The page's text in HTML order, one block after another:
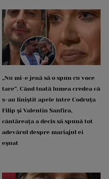
„Nu mi-e jenă să o spun cu voce
tare”. Când toată lumea credea că
s-au liniștit apele între Codruța
Filip și Valentin Sanfira,
cântăreața a decis să spună tot
adevărul despre mariajul ei
eșuat